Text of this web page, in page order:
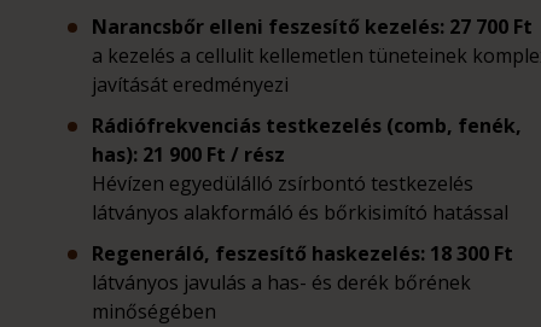
Narancsbőr elleni feszesítő kezelés: 27 700 Ft
a kezelés a cellulit kellemetlen tüneteinek
javítását eredményezi
Rádiófrekvenciás testkezelés (comb, fenék,
has): 21 900 Ft / rész
Hévízen egyedülálló zsírbontó testkezelés
látványos alakformáló és bőrkisimító hatással
Regeneráló, feszesítő haskezelés: 18 300 Ft
látványos javulás a has- és derék bőrének
minőségében